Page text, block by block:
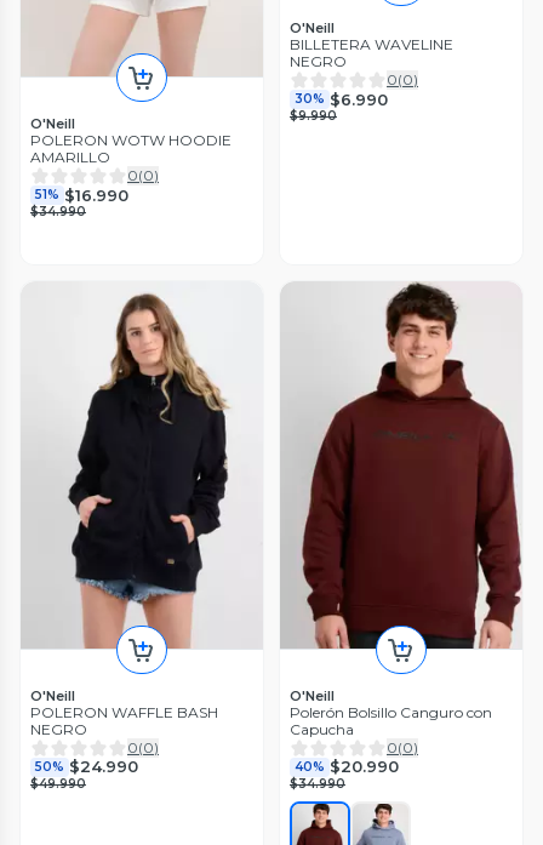
O'Neill
POLERON WOTW HOODIE
AMARILLO
0(0)
51% $16.990
$34.990
O'Neill
BILLETERA WAVELINE
NEGRO
0(0)
30% $6.990
$9.990
O'Neill
POLERON WAFFLE BASH
NEGRO
0(0)
50% $24.990
$49.990
O'Neill
Polerón Bolsillo Canguro con
Capucha
0(0)
40% $20.990
$34.990